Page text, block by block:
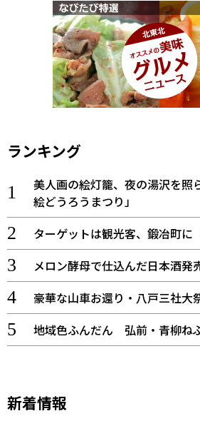
ランキング
美人画の絵灯籠、夜の湯沢を
絵どうろうまつり」
ターゲットは観光客、鍛冶町に
メロン酵母で仕込んだ日本酒発
豪華な山車お還り・八戸三社大
地域色ふんだん 弘前・青柳ね
新着情報